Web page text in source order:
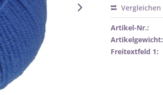
Vergleichen
Artikel-Nr.:
Artikelgewicht:
Freitextfeld 1: